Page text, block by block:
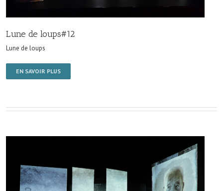
Lune de loups#12
Lune de loups
EN SAVOIR PLUS